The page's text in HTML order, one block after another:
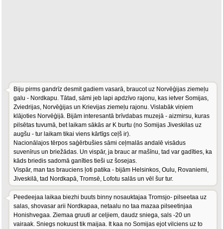
Biju pirms gandrīz desmit gadiem vasarā, braucot uz Norvēģijas ziemeļu
galu - Nordkapu. Tātad, sāmi jeb lapi apdzīvo rajonu, kas ietver Somijas,
Zviedrijas, Norvēģijas un Krievijas ziemeļu rajonu. Vislabāk viņiem
klājoties Norvēģijā. Bijām interesantā brīvdabas muzejā - aizmirsu, kuras
pilsētas tuvumā, bet laikam sākās ar K burtu (no Somijas Jiveskilas uz
augšu - tur laikam tikai viens kārtīgs ceļš ir).
Nacionālajos tērpos saģērbušies sāmi ceļmalās andalē visādus
suvenīrus un briežādas. Un vispār, ja brauc ar mašīnu, tad var gadīties, ka
kāds briedis sadomā ganīties tieši uz šosejas.
Vispār, man tas brauciens ļoti patika - bijām Helsinkos, Oulu, Rovaniemi,
Jiveskilā, tad Nordkapā, Tromsē, Lofotu salās un vēl šur tur.
Peedeejaa laikaa biezhi buuts binny nosauktajaa Tromsjo- pilseetaa uz
salas, shovasar arii Nordkapaa, netaalu no taa mazaa pilseetinjaa
Honishvegaa. Ziemaa gruuti ar celjiem, daudz sniega, sals -20 un
vairaak. Sniegs nokuust tik maijaa. It kaa no Somijas ejot vilciens uz to